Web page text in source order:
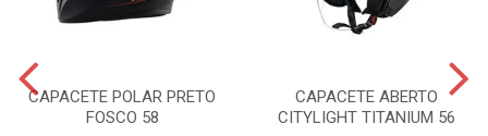
CAPACETE POLAR PRETO
FOSCO 58
CAPACETE ABERTO
CITYLIGHT TITANIUM 56